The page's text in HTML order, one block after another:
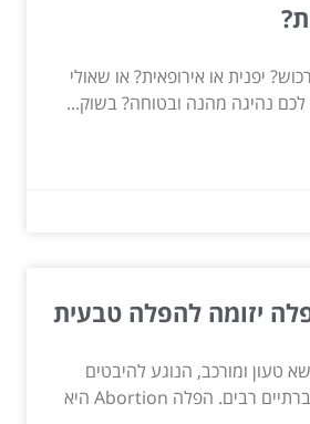
יפנית או אירופאית? או שאולי
לכם נהיגה מהנה ובטוחה? בשוק...
יזומה להפלה טבעית
טעון ומורכב, הנוגע להיבטים
רפואיים, רגשיים וחברתיים רבים. הפלה Abortion היא